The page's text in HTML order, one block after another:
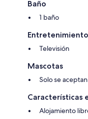
incl. en el precio pero
Mascota (max. 1 animal)
#FI5790.614.1
Baño
1 baño
Entretenimiento
Televisión
Mascotas
Solo se
Características
Alojamiento